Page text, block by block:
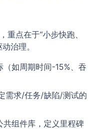
重点在于“小步快跑、
治理。
如周期时间-15%、吞
需求/任务/缺陷/测试的
共组件库，定义里程碑